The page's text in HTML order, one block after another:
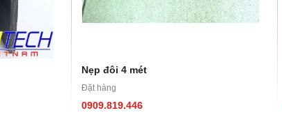
Nẹp đôi 4 mét
Đặt hàng
0909.819.446